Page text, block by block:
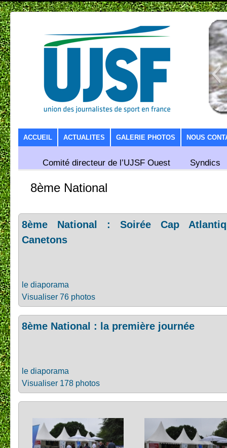
SKIP TO CONTENT
ACCUEIL ACTUALITES GALERIE PHOTOS NOUS
Comité directeur de l’UJSF Ouest Syndics
8ème National
8ème National : Soirée Cap
Canetons
le diaporama
Visualiser 76 photos
8ème National : la première journée
le diaporama
Visualiser 178 photos